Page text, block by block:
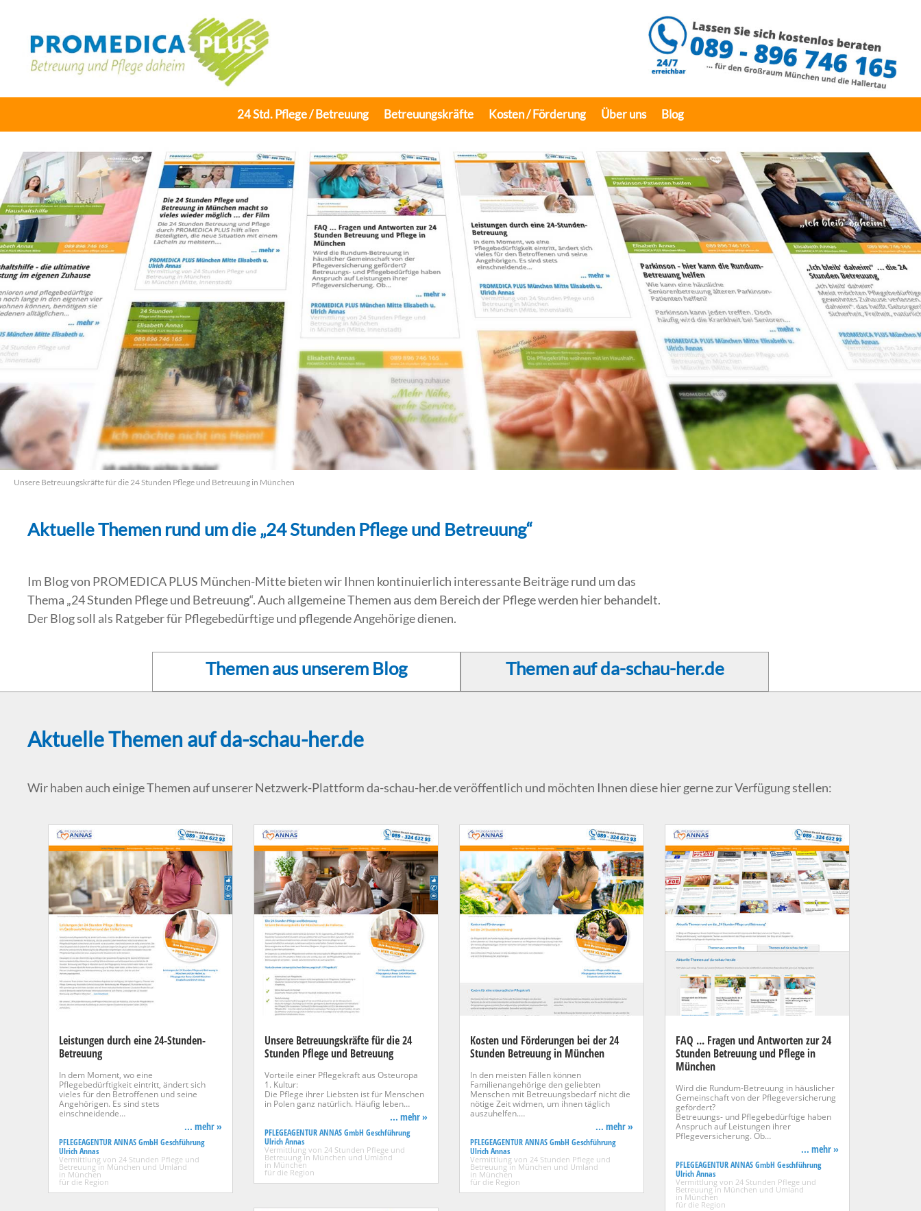
24 Std. Pflege / Betreuung Betreuungskräfte Kosten / Förderung Über uns Blog
Unsere Betreuungskräfte für die 24 Stunden Pflege und Betreuung in München
Aktuelle Themen rund um die „24 Stunden Pflege und Betreuung“
Im Blog von PROMEDICA PLUS München-Mitte bieten wir Ihnen kontinuierlich interessante Beiträge rund um das
Thema „24 Stunden Pflege und Betreuung“. Auch allgemeine Themen aus dem Bereich der Pflege werden hier behandelt.
Der Blog soll als Ratgeber für Pflegebedürftige und pflegende Angehörige dienen.
Themen aus unserem Blog Themen auf da-schau-her.de
Aktuelle Themen auf da-schau-her.de
Wir haben auch einige Themen auf unserer Netzwerk-Plattform da-schau-her.de veröffentlich und möchten Ihnen diese hier gerne zur Verfügung stellen:
Leistungen durch eine 24-Stunden-
Betreuung
In dem Moment, wo eine
Pflegebedürftigkeit eintritt, ändert sich
vieles für den Betroffenen und seine
Angehörigen. Es sind stets
einschneidende…
... mehr »
PFLEGEAGENTUR ANNAS GmbH Geschführung
Ulrich Annas
Vermittlung von 24 Stunden Pflege und
Betreuung in München und Umland
in München
für die Region
Unsere Betreuungskräfte für die 24
Stunden Pflege und Betreuung
Vorteile einer Pflegekraft aus Osteuropa
1. Kultur:
Die Pflege ihrer Liebsten ist für Menschen
in Polen ganz natürlich. Häufig leben…
... mehr »
PFLEGEAGENTUR ANNAS GmbH Geschführung
Ulrich Annas
Vermittlung von 24 Stunden Pflege und
Betreuung in München und Umland
in München
für die Region
Kosten und Förderungen bei der 24
Stunden Betreuung in München
In den meisten Fällen können
Familienangehörige den geliebten
Menschen mit Betreuungsbedarf nicht die
nötige Zeit widmen, um ihnen täglich
auszuhelfen.…
... mehr »
PFLEGEAGENTUR ANNAS GmbH Geschführung
Ulrich Annas
Vermittlung von 24 Stunden Pflege und
Betreuung in München und Umland
in München
für die Region
FAQ ... Fragen und Antworten zur 24
Stunden Betreuung und Pflege in
München
Wird die Rundum-Betreuung in häuslicher
Gemeinschaft von der Pflegeversicherung
gefördert?
Betreuungs- und Pflegebedürftige haben
Anspruch auf Leistungen ihrer
Pflegeversicherung. Ob…
... mehr »
PFLEGEAGENTUR ANNAS GmbH Geschführung
Ulrich Annas
Vermittlung von 24 Stunden Pflege und
Betreuung in München und Umland
in München
für die Region